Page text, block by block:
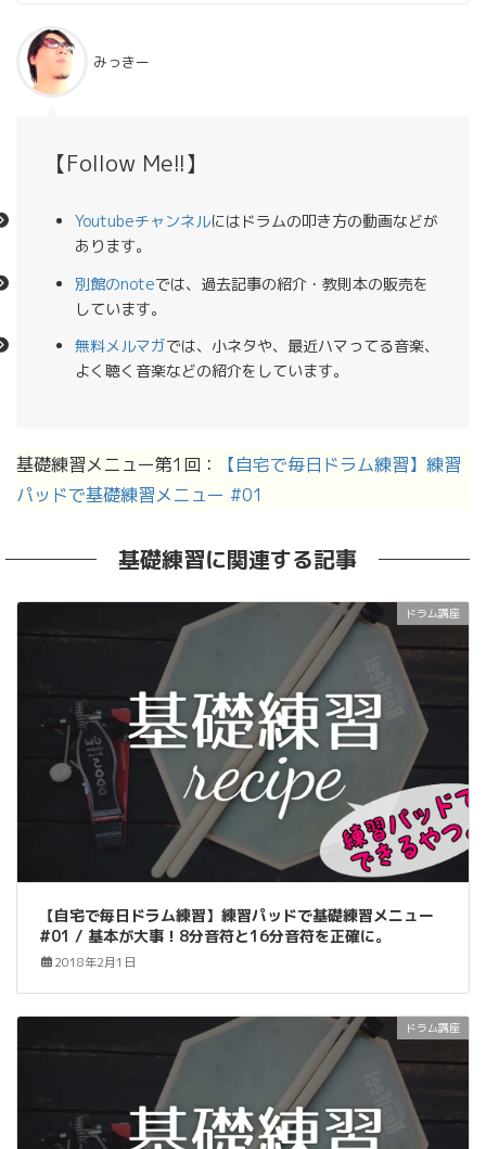
みっきー
【Follow Me!!】
Youtubeチャンネルにはドラムの叩き方の動画などが
あります。
別館のnoteでは、過去記事の紹介・教則本の販売を
しています。
無料メルマガでは、小ネタや、最近ハマってる音楽、
よく聴く音楽などの紹介をしています。
基礎練習メニュー第1回：
【自宅で毎日ドラム練習】練習
パッドで基礎練習メニュー #01
基礎練習に関連する記事
ドラム講座
【自宅で毎日ドラム練習】練習パッドで基礎練習メニュー
#01 / 基本が大事！8分音符と16分音符を正確に。
2018年2月1日
ドラム講座